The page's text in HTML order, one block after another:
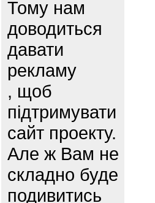
Тому нам
доводиться
давати
рекламу
, щоб
підтримувати
сайт проекту.
Але ж Вам не
складно буде
подивитись